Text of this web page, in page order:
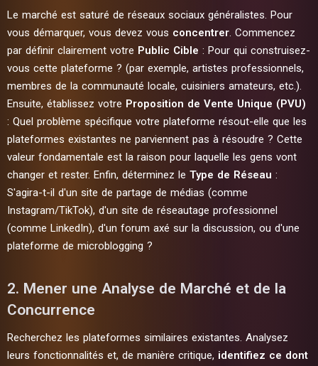
Le marché est saturé de réseaux sociaux généralistes. Pour
vous démarquer, vous devez vous concentrer. Commencez
par définir clairement votre Public Cible : Pour qui construisez-
vous cette plateforme ? (par exemple, artistes professionnels,
membres de la communauté locale, cuisiniers amateurs, etc.).
Ensuite, établissez votre Proposition de Vente Unique (PVU)
: Quel problème spécifique votre plateforme résout-elle que les
plateformes existantes ne parviennent pas à résoudre ? Cette
valeur fondamentale est la raison pour laquelle les gens vont
changer et rester. Enfin, déterminez le Type de Réseau :
S'agira-t-il d'un site de partage de médias (comme
Instagram/TikTok), d'un site de réseautage professionnel
(comme LinkedIn), d'un forum axé sur la discussion, ou d'une
plateforme de microblogging ?
2. Mener une Analyse de Marché et de la
Concurrence
Recherchez les plateformes similaires existantes. Analysez
leurs fonctionnalités et, de manière critique, identifiez ce dont